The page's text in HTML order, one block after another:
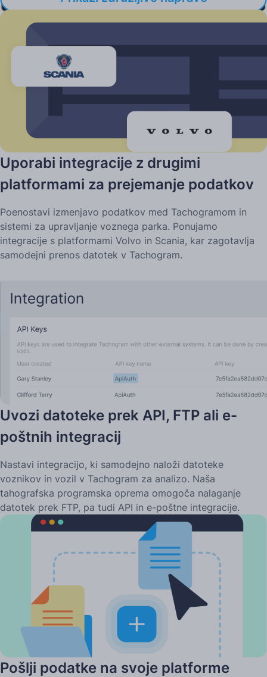
Integracije z zunanjimi sistemi
Uporabi integracije z drugimi
platformami za prejemanje podatkov
Poenostavi izmenjavo podatkov med Tachogramom in
sistemi za upravljanje voznega parka. Ponujamo
integracije s platformami Volvo in Scania, kar zagotavlja
samodejni prenos datotek v Tachogram.
Uvozi datoteke prek API, FTP ali e-
poštnih integracij
Nastavi integracijo, ki samodejno naloži datoteke
voznikov in vozil v Tachogram za analizo. Naša
tahografska programska oprema omogoča nalaganje
datotek prek FTP, pa tudi API in e-poštne integracije.
Pošlji podatke na svoje platforme